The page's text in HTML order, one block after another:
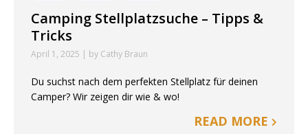
Camping Stellplatzsuche – Tipps &
Tricks
April 1, 2025 | by Cathy Braun
Du suchst nach dem perfekten Stellplatz für deinen
Camper? Wir zeigen dir wie & wo!
READ MORE